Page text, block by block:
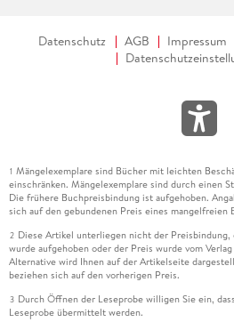
Datenschutz AGB Impressum
1 Mängelexemplare sind Bücher mit leichten
einschränken. Mängelexemplare sind durch einen
Die frühere Buchpreisbindung ist aufgehoben.
sich auf den gebundenen Preis eines mangelfreien
2 Diese Artikel unterliegen nicht der
wurde aufgehoben oder der Preis wurde vom
Alternative wird Ihnen auf der Artikelseite
beziehen sich auf den vorherigen Preis.
3 Durch Öffnen der Leseprobe willigen Sie ein,
Leseprobe übermittelt werden.